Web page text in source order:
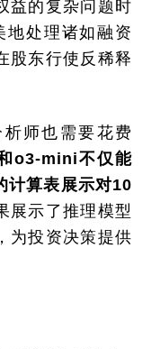
益的复杂问题时
处理诸如融资
股东行使反稀释
师也需要花费
o3-mini不仅能
计算表展示对10
展示了推理模型
为投资决策提供